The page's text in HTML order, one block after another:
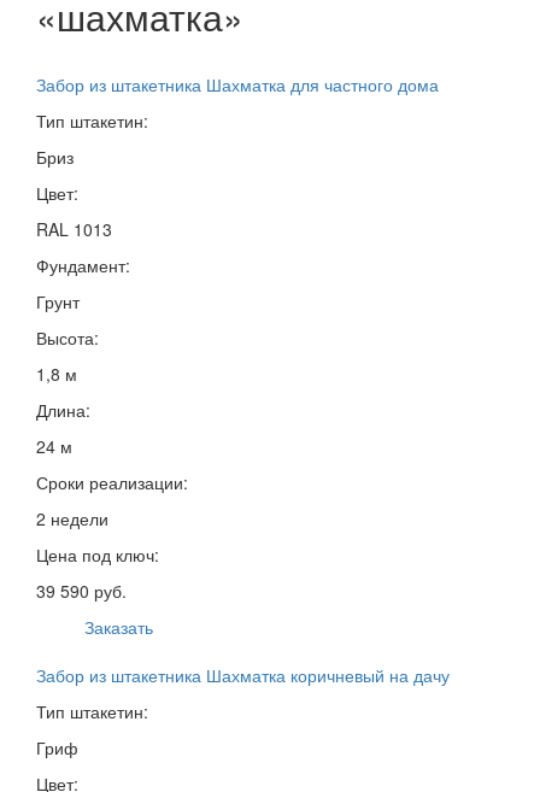
«шахматка»
Забор из штакетника Шахматка для частного дома
Тип штакетин:
Бриз
Цвет:
RAL 1013
Фундамент:
Грунт
Высота:
1,8 м
Длина:
24 м
Сроки реализации:
2 недели
Цена под ключ:
39 590 руб.
Заказать
Забор из штакетника Шахматка коричневый на дачу
Тип штакетин:
Гриф
Цвет: